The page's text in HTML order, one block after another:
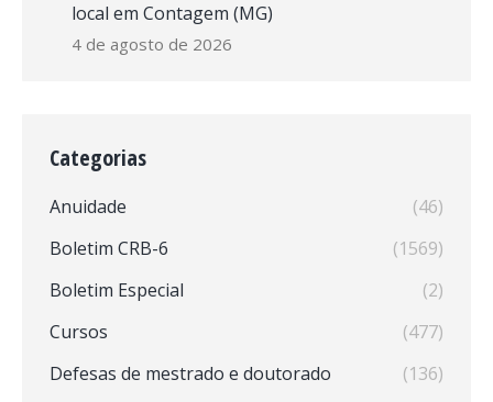
local em Contagem (MG)
4 de agosto de 2026
Categorias
Anuidade
(46)
Boletim CRB-6
(1569)
Boletim Especial
(2)
Cursos
(477)
Defesas de mestrado e doutorado
(136)